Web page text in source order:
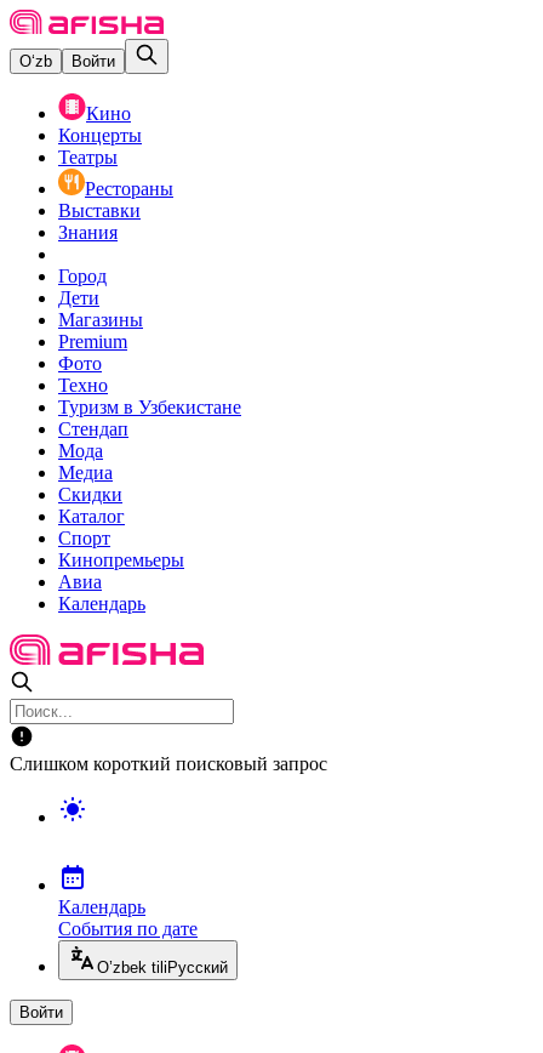
O‘zb Войти
Кино
Концерты
Театры
Рестораны
Выставки
Знания
Город
Дети
Магазины
Premium
Фото
Техно
Туризм в Узбекистане
Стендап
Мода
Медиа
Скидки
Каталог
Спорт
Кинопремьеры
Авиа
Календарь
Слишком короткий поисковый запрос
Календарь
События по дате
O’zbek tili Русский
Войти